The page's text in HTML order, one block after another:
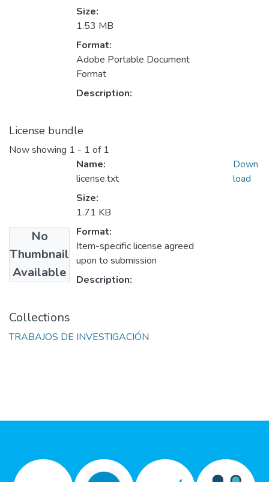
Size:
1.53 MB
Format:
Adobe Portable Document
Format
Description:
License bundle
Now showing 1 - 1 of 1
No
Thumbnail
Available
Name:
license.txt
Size:
1.71 KB
Format:
Item-specific license agreed
upon to submission
Description:
Down
load
Collections
TRABAJOS DE INVESTIGACIÓN